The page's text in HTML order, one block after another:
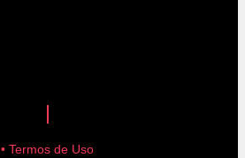
• Termos de Uso